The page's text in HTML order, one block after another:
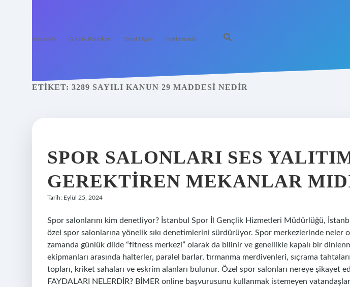
Anasayfa Gizlilik Politikası Yasal Uyarı Hakkımızda
ETIKET: 3289 SAYILI KANUN 29 MADDESI NEDIR
SPOR SALONLARI SES
GEREKTIREN MEKANLAR
Tarih: Eylül 25, 2024
Spor salonlarını kim denetliyor? İstanbul Spor İl Gençlik Hizmetleri Müdürlüğü,
özel spor salonlarına yönelik sıkı denetimlerini sürdürüyor. Spor merkezlerinde neler
zamanda günlük dilde “fitness merkezi” olarak da bilinir ve genellikle kapalı bir
ekipmanları arasında halterler, paralel barlar, tırmanma merdivenleri, sıçrama
topları, kriket sahaları ve eskrim alanları bulunur. Özel spor salonları nereye şikayet
FAYDALARI NELERDİR? BİMER online başvurusunu kullanmak istemeyen